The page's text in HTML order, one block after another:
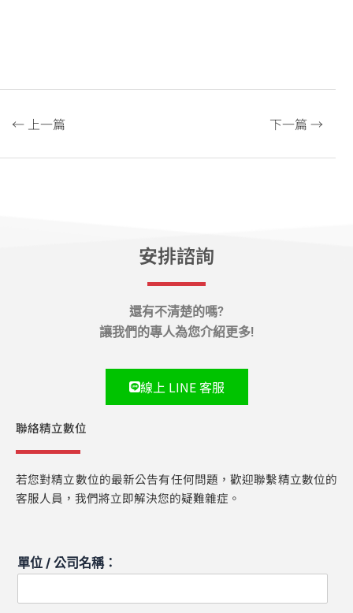
← 上一篇 下一篇 →
安排諮詢
還有不清楚的嗎?
讓我們的專人為您介紹更多!
線上 LINE 客服
聯絡精立數位
若您對精立數位的最新公告有任何問題，歡迎聯繫精立數位的
客服人員，我們將立即解決您的疑難雜症。
單位 / 公司名稱：